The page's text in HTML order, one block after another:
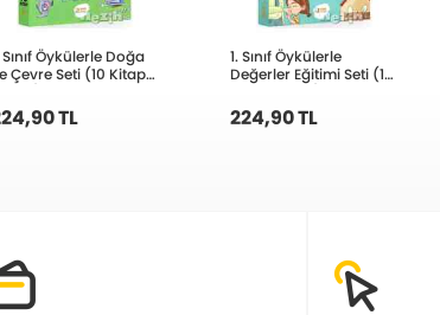
Sınıf Öykülerle Doğa
Çevre Seti (10 Kitap
TL
1. Sınıf Öykülerle
Değerler Eğitimi Seti (10
224,90 TL